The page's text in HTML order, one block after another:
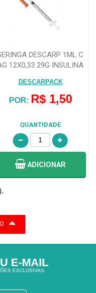
DESCARP 1ML C
12X0,33 29G INSULINA
DESCARPACK
POR: R$ 1,50
QUANTIDADE
ADICIONAR
E-MAIL
EXCLUSIVAS.